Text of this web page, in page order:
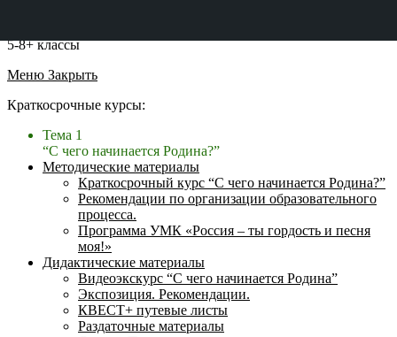
5-8+ классы
Меню Закрыть
Краткосрочные курсы:
Тема 1
“С чего начинается Родина?”
Методические материалы
Краткосрочный курс “С чего начинается Родина?”
Рекомендации по организации образовательного
процесса.
Программа УМК «Россия – ты гордость и песня
моя!»
Дидактические материалы
Видеоэкскурс “С чего начинается Родина”
Экспозиция. Рекомендации.
КВЕСТ+ путевые листы
Раздаточные материалы